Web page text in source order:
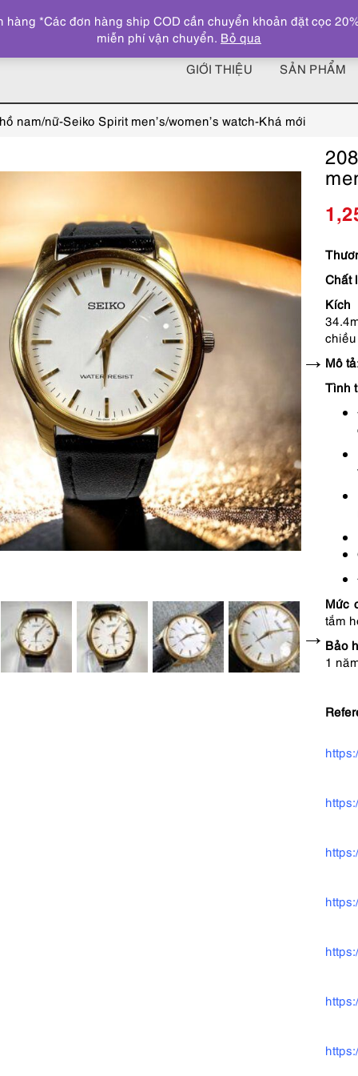
GIỚI THIỆU SẢN PHẨM
nam/nữ-Seiko Spirit men’s/women’s watch-Khá mới
Chất
Kích
Mô tả
Tình
Mức
tắm
Bảo
1
*Các đơn hàng ship COD cần chuyển khoản đặt cọc
miễn phí vận chuyển. Bỏ qua